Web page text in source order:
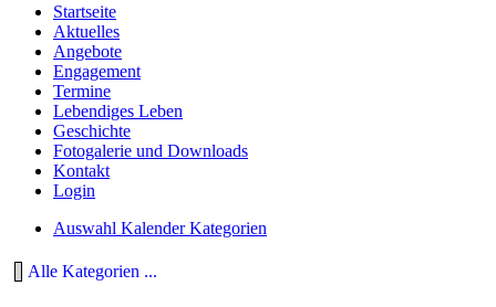
Startseite
Aktuelles
Angebote
Engagement
Termine
Lebendiges Leben
Geschichte
Fotogalerie und Downloads
Kontakt
Login
Auswahl Kalender Kategorien
Alle Kategorien ...